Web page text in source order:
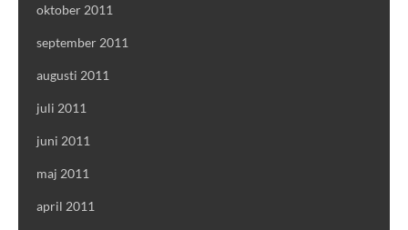
oktober 2011
september 2011
augusti 2011
juli 2011
juni 2011
maj 2011
april 2011